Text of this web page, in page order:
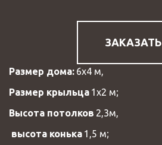
ЗАКАЗАТЬ
Размер дома: 6х4 м,
Размер крыльца 1х2 м;
Высота потолков 2,3м,
высота конька 1,5 м;